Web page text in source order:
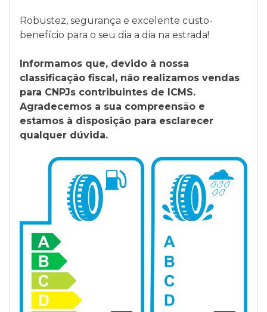
Robustez, segurança e excelente custo-
benefício para o seu dia a dia na estrada!
Informamos que, devido à nossa
classificação fiscal, não realizamos vendas
para CNPJs contribuintes de ICMS.
Agradecemos a sua compreensão e
estamos à disposição para esclarecer
qualquer dúvida.